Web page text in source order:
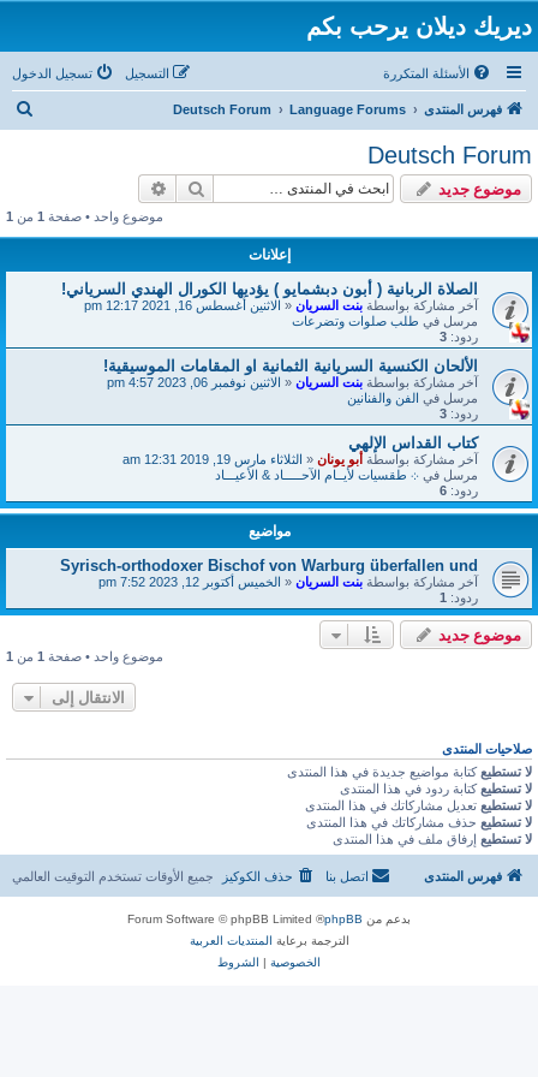
ديريك ديلان يرحب بكم
الأسئلة المتكررة تسجيل الدخول التسجيل
فهرس المنتدى Language Forums
Deutsch Forum
Deutsch Forum
موضوع جديد بحث
موضوع واحد • صفحة 1 من 1
إعلانات
الصلاة الربانية ( أبون دبشمايو ) يؤديها الكورال الهندي السرياني!
آخر مشاركة بواسطة بنت السريان « الاثنين أغسطس 16, 2021 12:17 pm
مرسل في طلب صلوات وتضرعات
ردود: 3
الألحان الكنسية السريانية الثمانية او المقامات الموسيقية!
آخر مشاركة بواسطة بنت السريان « الاثنين نوفمبر 06, 2023 4:57 pm
مرسل في الفن والفنانين
ردود: 3
كتاب القداس الإلهي
آخر مشاركة بواسطة أبو يونان « الثلاثاء مارس 19, 2019 12:31 am
مرسل في ܀ طقسيات لأيــام الآحـــــاد & الأعيـــاد
ردود: 6
مواضيع
Syrisch-orthodoxer Bischof von Warburg überfallen und
آخر مشاركة بواسطة بنت السريان « الخميس أكتوبر 12, 2023 7:52 pm
ردود: 1
موضوع جديد
موضوع واحد • صفحة 1 من 1
الانتقال إلى
صلاحيات المنتدى
لا تستطيع كتابة مواضيع جديدة في هذا المنتدى
لا تستطيع كتابة ردود في هذا المنتدى
لا تستطيع تعديل مشاركاتك في هذا المنتدى
لا تستطيع حذف مشاركاتك في هذا المنتدى
لا تستطيع إرفاق ملف في هذا المنتدى
فهرس المنتدى جميع الأوقات تستخدم التوقيت العالمي حذف الكوكيز اتصل بنا
بدعم من phpBB
® Forum Software © phpBB Limited
الترجمة برعاية المنتديات العربية
الخصوصية | الشروط